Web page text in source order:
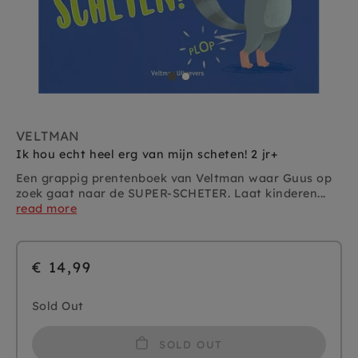
VELTMAN
Ik hou echt heel erg van mijn scheten! 2 jr+
Een grappig prentenboek van Veltman waar Guus op
zoek gaat naar de SUPER-SCHETER. Laat kinderen...
read more
€ 14,99
Sold Out
SOLD OUT